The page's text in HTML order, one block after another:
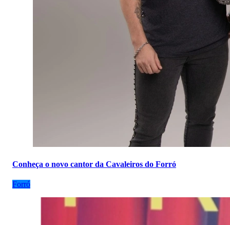
Conheça o novo cantor da Cavaleiros do Forró
Forró